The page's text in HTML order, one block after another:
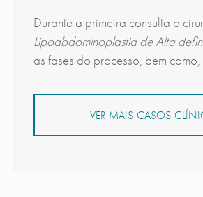
Durante a primeira consulta o
Lipoabdominoplastia de Alta
as fases do processo, bem
VER MAIS CASOS